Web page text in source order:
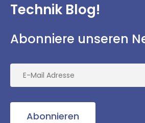
Technik Blog!
Abonniere unseren
Abonnieren